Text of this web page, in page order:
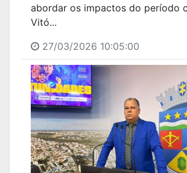
abordar os impactos do período
Vitó...
27/03/2026 10:05:00